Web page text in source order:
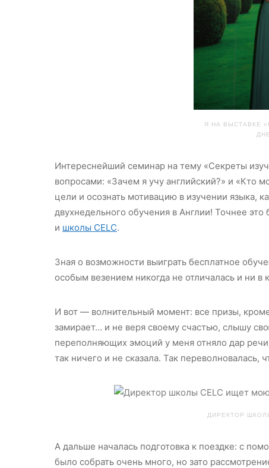
Я НА ВЫСТАВКЕ
Интереснейший семинар на тему «Секреты
вопросами: «Зачем я учу английский?» и «Кто
цели и осознать мотивацию в изучении языка,
двухнедельного обучения в Англии! Точнее это
и школы CELC.
Зная о возможности выиграть бесплатное
особым везением никогда не отличалась и ни в
И вот — волнительный момент: все призы,
замирает… и не веря своему счастью, слышу
переполняющих эмоций у меня отняло дар
так ничего и не сказала. Так переволновалась,
ДИРЕКТОР
А дальше началась подготовка к поездке: с
было собрать очень много, но зато